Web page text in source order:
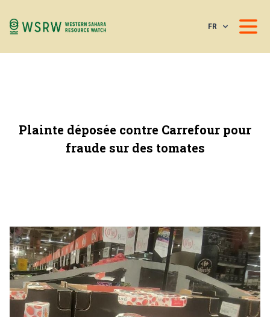
FR
Plainte déposée contre Carrefour pour
fraude sur des tomates